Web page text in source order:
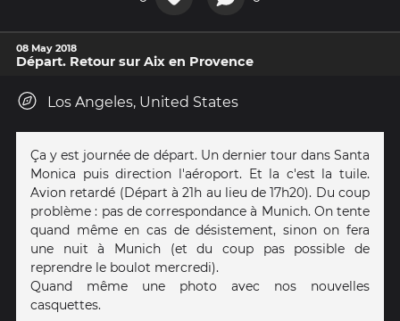
08 May 2018
Départ. Retour sur Aix en Provence
Los Angeles, United States
Ça y est journée de départ. Un dernier tour dans Santa
Monica puis direction l'aéroport. Et la c'est la tuile.
Avion retardé (Départ à 21h au lieu de 17h20). Du coup
problème : pas de correspondance à Munich. On tente
quand même en cas de désistement, sinon on fera
une nuit à Munich (et du coup pas possible de
reprendre le boulot mercredi).
Quand même une photo avec nos nouvelles
casquettes.